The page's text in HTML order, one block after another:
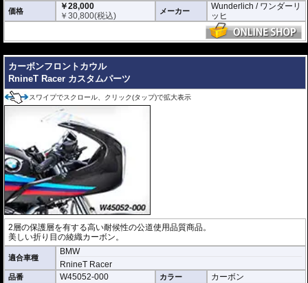
価格
￥28,000
￥30,800(税込) メーカー
Wunderlich / ワンダーリ
ッヒ
カーボンフロントカウル
RnineT Racer カスタムパーツ
スワイプでスクロール、クリック(タップ)で拡大表示
2層の保護層を有する高い耐候性の公道使用品質商品。
美しい折り目の綾織カーボン。
適合車種
BMW
RnineT Racer
品番 W45052-000 カラー カーボン